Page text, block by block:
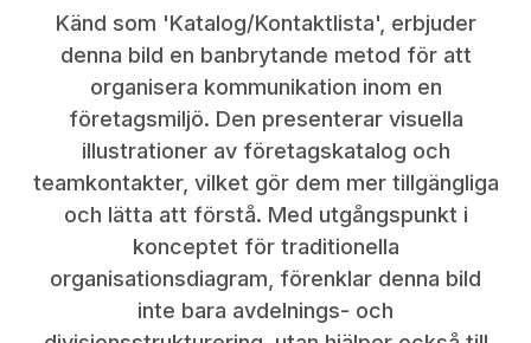
Känd som 'Katalog/Kontaktlista', erbjuder
denna bild en banbrytande metod för att
organisera kommunikation inom en
företagsmiljö. Den presenterar visuella
illustrationer av företagskatalog och
teamkontakter, vilket gör dem mer tillgängliga
och lätta att förstå. Med utgångspunkt i
konceptet för traditionella
organisationsdiagram, förenklar denna bild
inte bara avdelnings- och